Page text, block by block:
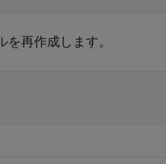
再作成します。